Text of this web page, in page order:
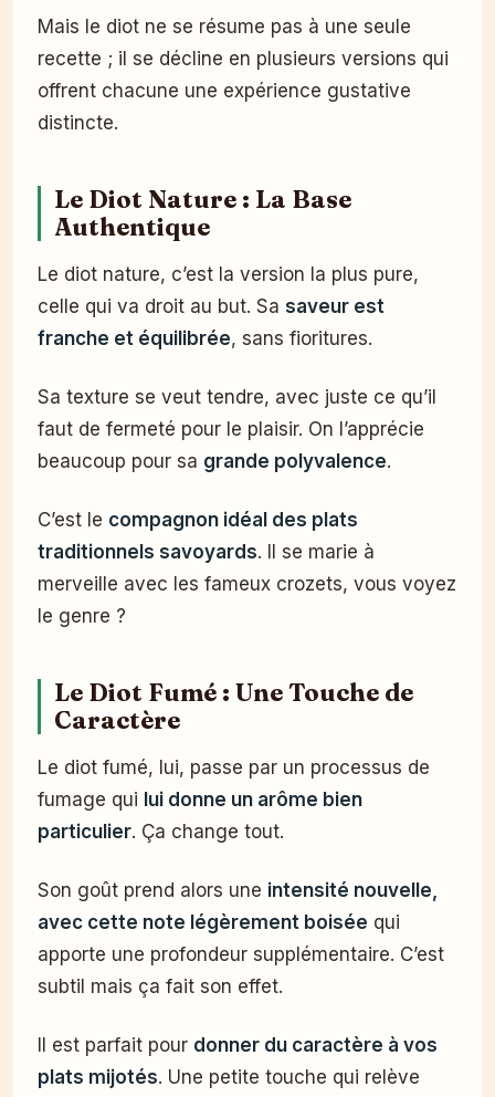
Mais le diot ne se résume pas à une seule
recette ; il se décline en plusieurs versions qui
offrent chacune une expérience gustative
distincte.
Le Diot Nature : La Base
Authentique
Le diot nature, c’est la version la plus pure,
celle qui va droit au but. Sa saveur est
franche et équilibrée, sans fioritures.
Sa texture se veut tendre, avec juste ce qu’il
faut de fermeté pour le plaisir. On l’apprécie
beaucoup pour sa grande polyvalence.
C’est le compagnon idéal des plats
traditionnels savoyards. Il se marie à
merveille avec les fameux crozets, vous voyez
le genre ?
Le Diot Fumé : Une Touche de
Caractère
Le diot fumé, lui, passe par un processus de
fumage qui lui donne un arôme bien
particulier. Ça change tout.
Son goût prend alors une intensité nouvelle,
avec cette note légèrement boisée qui
apporte une profondeur supplémentaire. C’est
subtil mais ça fait son effet.
Il est parfait pour donner du caractère à vos
plats mijotés. Une petite touche qui relève